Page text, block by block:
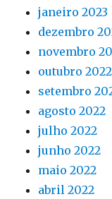
janeiro 2023
dezembro
novembro
outubro 2022
setembro
agosto 2022
julho 2022
junho 2022
maio 2022
abril 2022